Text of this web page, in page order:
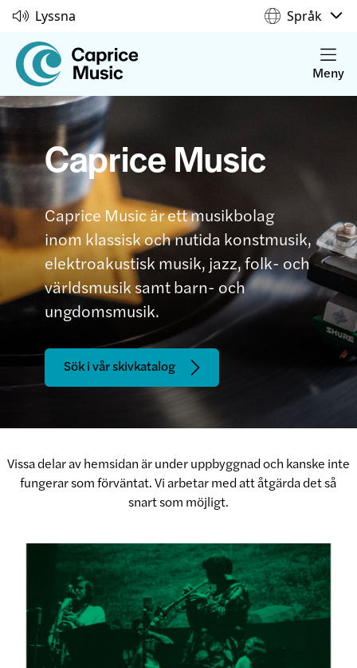
Lyssna Språk
Meny
Caprice Music
Caprice Music är ett musikbolag
inom klassisk och nutida konstmusik,
elektroakustisk musik, jazz, folk- och
världsmusik samt barn- och
ungdomsmusik.
Sök i vår skivkatalog
Vissa delar av hemsidan är under uppbyggnad och kanske inte
fungerar som förväntat. Vi arbetar med att åtgärda det så
snart som möjligt.